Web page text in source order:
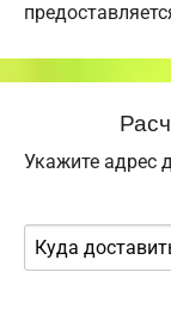
Укажите адрес